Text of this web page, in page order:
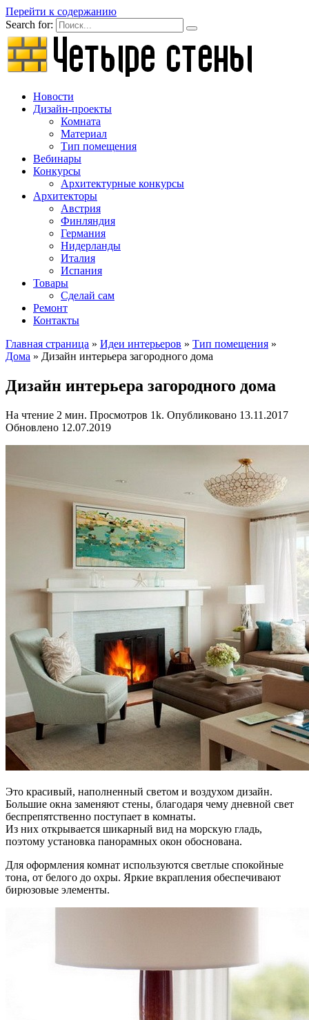
Перейти к содержанию
Search for:
Новости
Дизайн-проекты
Комната
Материал
Тип помещения
Вебинары
Конкурсы
Архитектурные конкурсы
Архитекторы
Австрия
Финляндия
Германия
Нидерланды
Италия
Испания
Товары
Сделай сам
Ремонт
Контакты
Главная страница » Идеи интерьеров » Тип помещения »
Дома » Дизайн интерьера загородного дома
Дизайн интерьера загородного дома
На чтение 2 мин. Просмотров 1k. Опубликовано 13.11.2017
Обновлено 12.07.2019
Это красивый, наполненный светом и воздухом дизайн.
Большие окна заменяют стены, благодаря чему дневной свет
беспрепятственно поступает в комнаты.
Из них открывается шикарный вид на морскую гладь,
поэтому установка панорамных окон обоснована.
Для оформления комнат используются светлые спокойные
тона, от белого до охры. Яркие вкрапления обеспечивают
бирюзовые элементы.